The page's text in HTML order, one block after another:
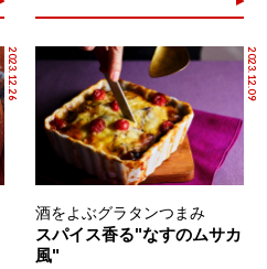
2023.12.26 2023.12.09
酒をよぶグラタンつまみ
スパイス香る"なすのムサカ
風"